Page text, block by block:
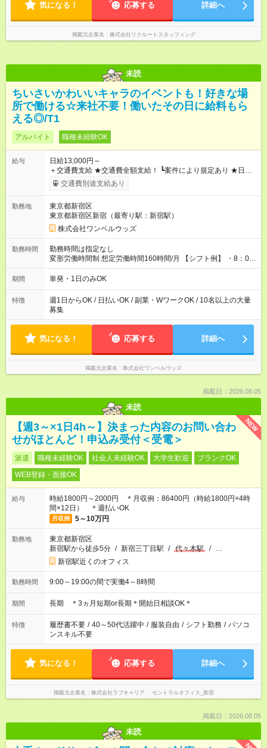
気になる！ 応募する 詳細へ
掲載元企業名 株式会社リクルートスタッフィング
未読
ちいさいかわいいキャラのイベントも！好きな場
所で働ける☆来社不要！働いたその日に給料もら
える◎/T1
アルバイト 職種未経験OK
給与
日給13,000円～
＋交通費支給 ★交通費全額支給！ ┗案件により規定あり ★日払
いOK！（規定あり） ┗働いたその日に現金GET♪ お仕事後はコ
ンビニATMから 日払い分を引き落とせます！ 【試用期間】試
交通費別途支給あり
勤務地
東京都新宿区
東京都新宿区新宿（最寄り駅：新宿駅）
株式会社ワンベルウッズ
勤務時間
勤務時間は指定なし
変形労働時間制 想定労働時間160時間/月 【シフト例】 ・8：00
～21：00
期間 単発・1日のみOK
特徴
週1日からOK / 日払いOK / 副業・WワークOK / 10名以上の大量
募集
気になる！ 応募する 詳細へ
掲載元企業名 株式会社ワンベルウッズ
掲載日：2026.08.05
未読
NEW
【週3～×1日4h～】決まった内容のお問い合わ
せがほとんど！申込み受付＜受電＞
派遣 職種未経験OK 社会人未経験OK 大学生歓迎
ブランクOK
WEB登録・面接OK
給与
時給1800円～2000円 ＊月収例：86400円（時給1800円×4時
間×12日） ＊週払いOK
月収例 5～10万円
勤務地
東京都新宿区
新宿駅から徒歩5分 / 新宿三丁目駅 / 代々木駅 / …
新宿駅近くのオフィス
勤務時間 9:00～19:00の間で実働4～8時間
期間 長期 ＊3ヵ月短期or長期＊開始日相談OK＊
特徴 履歴書不要 / 40～50代活躍中 / 服装自由 / シフト勤務 / パソコ
ンスキル不要
気になる！ 応募する 詳細へ
掲載元企業名 株式会社ラブキャリア セントラルオフィス_新宿
掲載日：2026.08.05
未読